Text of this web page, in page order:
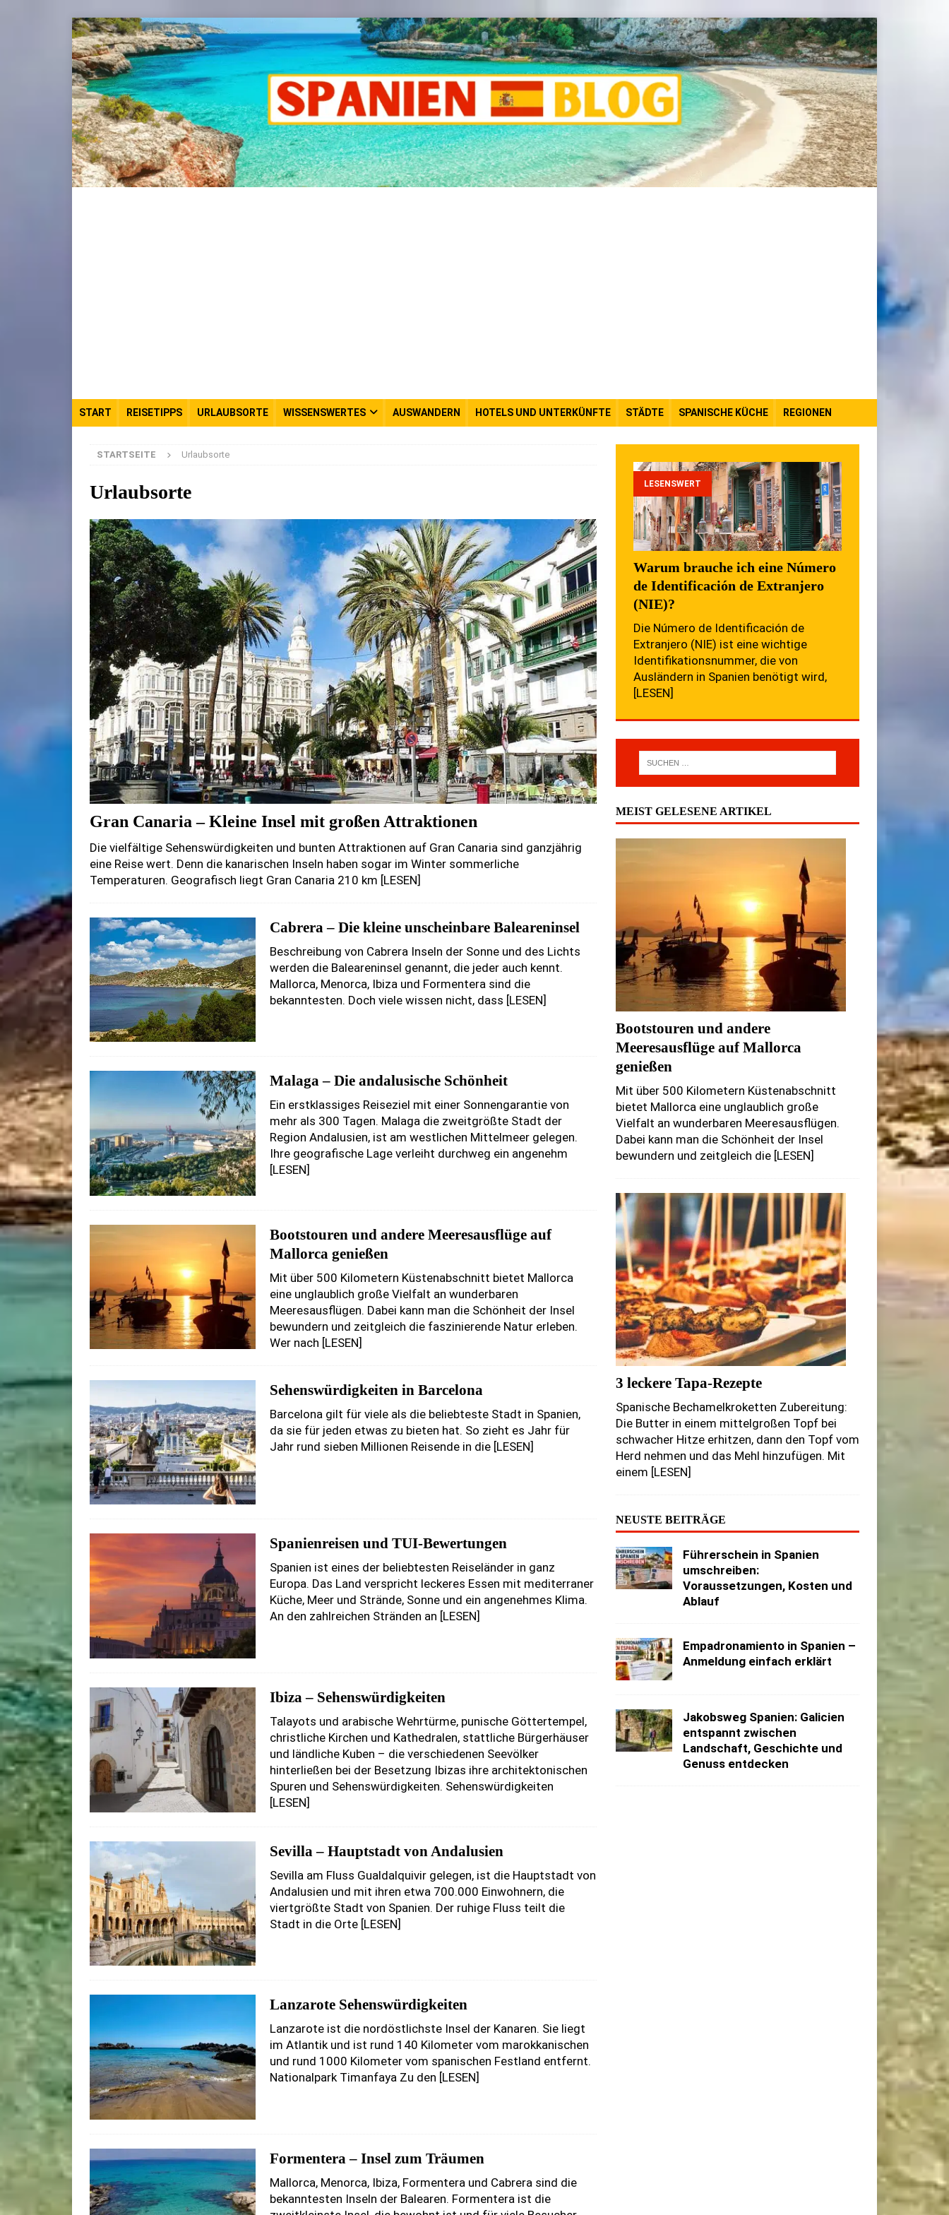
START REISETIPPS URLAUBSORTE WISSENSWERTES AUSWANDERN HOTELS UND UNTERKÜNFTE STÄDTE SPANISCHE KÜCHE REGIONEN
STARTSEITE Urlaubsorte
Urlaubsorte
Gran Canaria – Kleine Insel mit großen Attraktionen
Die vielfältige Sehenswürdigkeiten und bunten Attraktionen auf Gran Canaria sind ganzjährig
eine Reise wert. Denn die kanarischen Inseln haben sogar im Winter sommerliche
Temperaturen. Geografisch liegt Gran Canaria 210 km [LESEN]
Cabrera – Die kleine unscheinbare Baleareninsel
Beschreibung von Cabrera Inseln der Sonne und des Lichts
werden die Baleareninsel genannt, die jeder auch kennt.
Mallorca, Menorca, Ibiza und Formentera sind die
bekanntesten. Doch viele wissen nicht, dass [LESEN]
Malaga – Die andalusische Schönheit
Ein erstklassiges Reiseziel mit einer Sonnengarantie von
mehr als 300 Tagen. Malaga die zweitgrößte Stadt der
Region Andalusien, ist am westlichen Mittelmeer gelegen.
Ihre geografische Lage verleiht durchweg ein angenehm
[LESEN]
Bootstouren und andere Meeresausflüge auf
Mallorca genießen
Mit über 500 Kilometern Küstenabschnitt bietet Mallorca
eine unglaublich große Vielfalt an wunderbaren
Meeresausflügen. Dabei kann man die Schönheit der Insel
bewundern und zeitgleich die faszinierende Natur erleben.
Wer nach [LESEN]
Sehenswürdigkeiten in Barcelona
Barcelona gilt für viele als die beliebteste Stadt in Spanien,
da sie für jeden etwas zu bieten hat. So zieht es Jahr für
Jahr rund sieben Millionen Reisende in die [LESEN]
Spanienreisen und TUI-Bewertungen
Spanien ist eines der beliebtesten Reiseländer in ganz
Europa. Das Land verspricht leckeres Essen mit mediterraner
Küche, Meer und Strände, Sonne und ein angenehmes Klima.
An den zahlreichen Stränden an [LESEN]
Ibiza – Sehenswürdigkeiten
Talayots und arabische Wehrtürme, punische Göttertempel,
christliche Kirchen und Kathedralen, stattliche Bürgerhäuser
und ländliche Kuben – die verschiedenen Seevölker
hinterließen bei der Besetzung Ibizas ihre architektonischen
Spuren und Sehenswürdigkeiten. Sehenswürdigkeiten
[LESEN]
Sevilla – Hauptstadt von Andalusien
Sevilla am Fluss Gualdalquivir gelegen, ist die Hauptstadt von
Andalusien und mit ihren etwa 700.000 Einwohnern, die
viertgrößte Stadt von Spanien. Der ruhige Fluss teilt die
Stadt in die Orte [LESEN]
Lanzarote Sehenswürdigkeiten
Lanzarote ist die nordöstlichste Insel der Kanaren. Sie liegt
im Atlantik und ist rund 140 Kilometer vom marokkanischen
und rund 1000 Kilometer vom spanischen Festland entfernt.
Nationalpark Timanfaya Zu den [LESEN]
Formentera – Insel zum Träumen
Mallorca, Menorca, Ibiza, Formentera und Cabrera sind die
bekanntesten Inseln der Balearen. Formentera ist die
LESENSWERT
Warum brauche ich eine Número
de Identificación de Extranjero
(NIE)?
Die Número de Identificación de
Extranjero (NIE) ist eine wichtige
Identifikationsnummer, die von
Ausländern in Spanien benötigt wird,
[LESEN]
MEIST GELESENE ARTIKEL
Bootstouren und andere
Meeresausflüge auf Mallorca
genießen
Mit über 500 Kilometern Küstenabschnitt
bietet Mallorca eine unglaublich große
Vielfalt an wunderbaren Meeresausflügen.
Dabei kann man die Schönheit der Insel
bewundern und zeitgleich die [LESEN]
3 leckere Tapa-Rezepte
Spanische Bechamelkroketten Zubereitung:
Die Butter in einem mittelgroßen Topf bei
schwacher Hitze erhitzen, dann den Topf vom
Herd nehmen und das Mehl hinzufügen. Mit
einem [LESEN]
NEUSTE BEITRÄGE
Führerschein in Spanien
umschreiben:
Voraussetzungen, Kosten und
Ablauf
Empadronamiento in Spanien –
Anmeldung einfach erklärt
Jakobsweg Spanien: Galicien
entspannt zwischen
Landschaft, Geschichte und
Genuss entdecken